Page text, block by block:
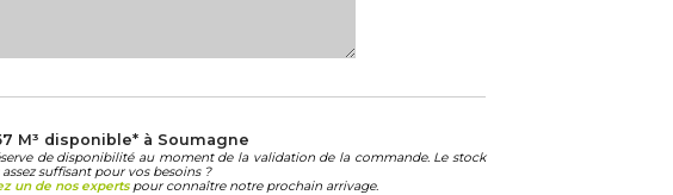
M³ disponible* à Soumagne
de disponibilité au moment de la validation de la commande. Le stock
assez suffisant pour vos besoins ?
un de nos expertspour connaître notre prochain arrivage.